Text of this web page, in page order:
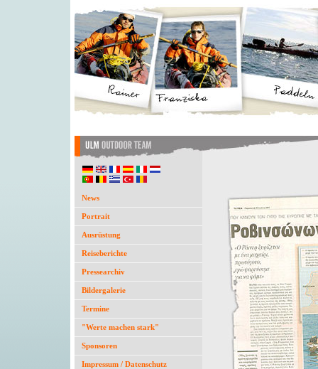
News
Portrait
Ausrüstung
Reiseberichte
Pressearchiv
Bildergalerie
Termine
"Werte machen stark"
Sponsoren
Impressum / Datenschutz